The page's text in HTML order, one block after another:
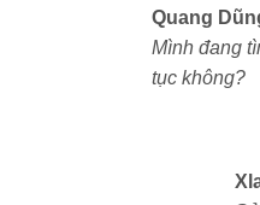
Tối ưu
thông
Được xếp
hạng
55
sao
Quang
Mình đang
tục không?